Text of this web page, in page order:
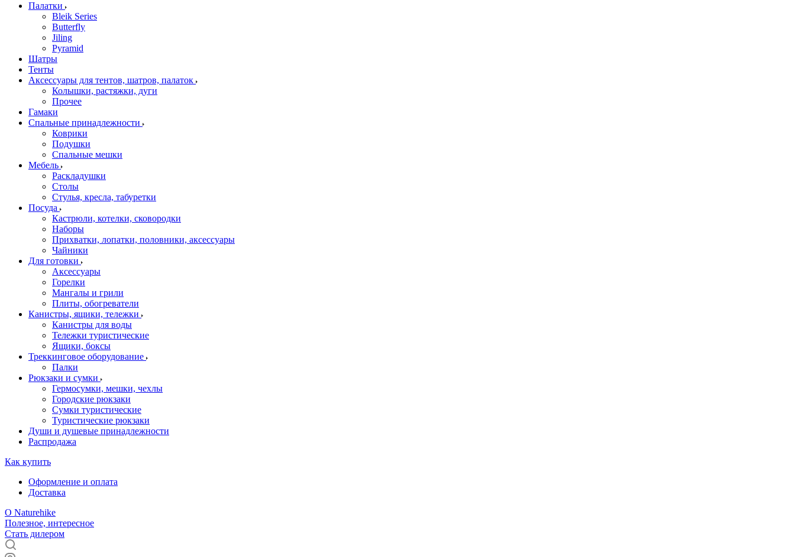
Палатки
Bleik Series
Butterfly
Jiling
Pyramid
Шатры
Тенты
Аксессуары для тентов, шатров, палаток
Колышки, растяжки, дуги
Прочее
Гамаки
Спальные принадлежности
Коврики
Подушки
Спальные мешки
Мебель
Раскладушки
Столы
Стулья, кресла, табуретки
Посуда
Кастрюли, котелки, сковородки
Наборы
Прихватки, лопатки, половники, аксессуары
Чайники
Для готовки
Аксессуары
Горелки
Мангалы и грили
Плиты, обогреватели
Канистры, ящики, тележки
Канистры для воды
Тележки туристические
Ящики, боксы
Треккинговое оборудование
Палки
Рюкзаки и сумки
Гермосумки, мешки, чехлы
Городские рюкзаки
Сумки туристические
Туристические рюкзаки
Души и душевые принадлежности
Распродажа
Как купить
Оформление и оплата
Доставка
О Naturehike
Полезное, интересное
Стать дилером